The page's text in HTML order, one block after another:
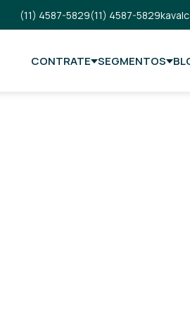
(11) 4587-5829(11) 4587-5829
CONTRATE SEGMENTOS